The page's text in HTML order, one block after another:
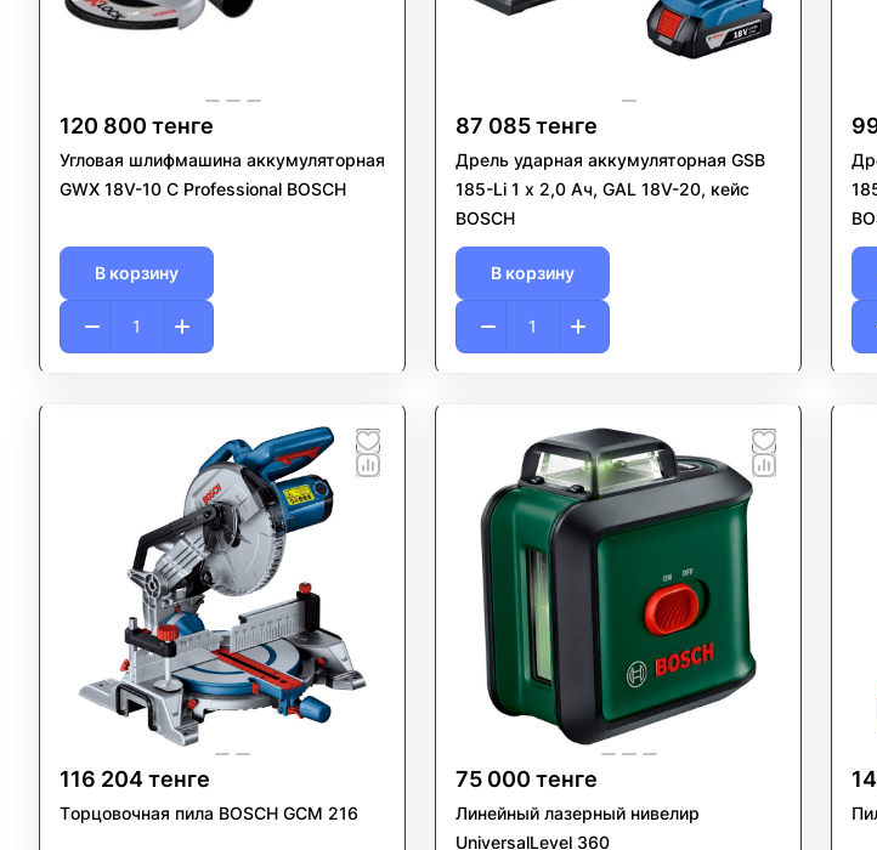
120 800 тенге
Угловая шлифмашина аккумуляторная
GWX 18V-10 C Professional BOSCH
В корзину
87 085 тенге
Дрель ударная аккумуляторная GSB
185-Li 1 x 2,0 Ач, GAL 18V-20, кейс
BOSCH
В корзину
185-Li 2 x 2,0
116 204 тенге
Tорцовочная пила BOSCH GCM 216
75 000 тенге
Линейный лазерный нивелир
UniversalLevel 360